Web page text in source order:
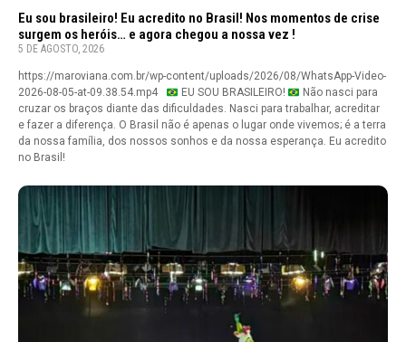
Eu sou brasileiro! Eu acredito no Brasil! Nos momentos de crise
surgem os heróis… e agora chegou a nossa vez !
5 DE AGOSTO, 2026
https://maroviana.com.br/wp-content/uploads/2026/08/WhatsApp-Video-
2026-08-05-at-09.38.54.mp4
EU SOU BRASILEIRO!
Não nasci para
cruzar os braços diante das dificuldades. Nasci para trabalhar, acreditar
e fazer a diferença. O Brasil não é apenas o lugar onde vivemos; é a terra
da nossa família, dos nossos sonhos e da nossa esperança. Eu acredito
no Brasil!